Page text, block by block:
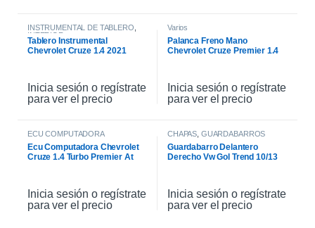
INSTRUMENTAL DE TABLERO
INTERIOR
Tablero Instrumental
Chevrolet Cruze 1.4 2021
Inicia sesión o regístrate
para ver el precio
Varios
Palanca Freno Mano
Chevrolet Cruze Premier 1.4
Inicia sesión o regístrate
para ver el precio
ECU COMPUTADORA
Ecu Computadora Chevrolet
Cruze 1.4 Turbo Premier At
Inicia sesión o regístrate
para ver el precio
CHAPAS GUARDABARROS
Guardabarro Delantero
Derecho Vw Gol Trend 10/13
Inicia sesión o regístrate
para ver el precio